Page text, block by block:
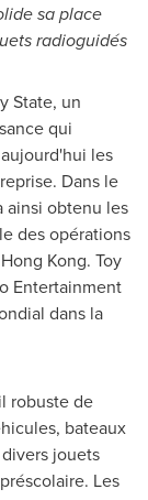
sa place
radioguidés
State, un
qui
les
Dans le
ainsi obtenu les
des opérations
Hong Kong. Toy
Entertainment
dans la
robuste de
bateaux
jouets
Les